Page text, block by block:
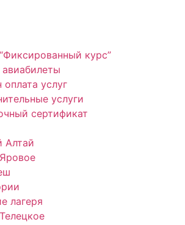
курс”
авиабилеты
оплата услуг
услуги
сертификат
Алтай
лагеря